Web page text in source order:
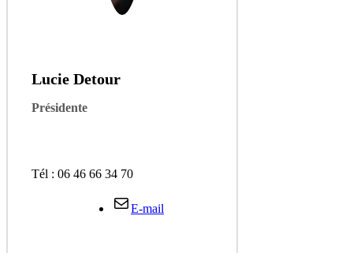
Lucie Detour
Présidente
Tél : 06 46 66 34 70
E-mail